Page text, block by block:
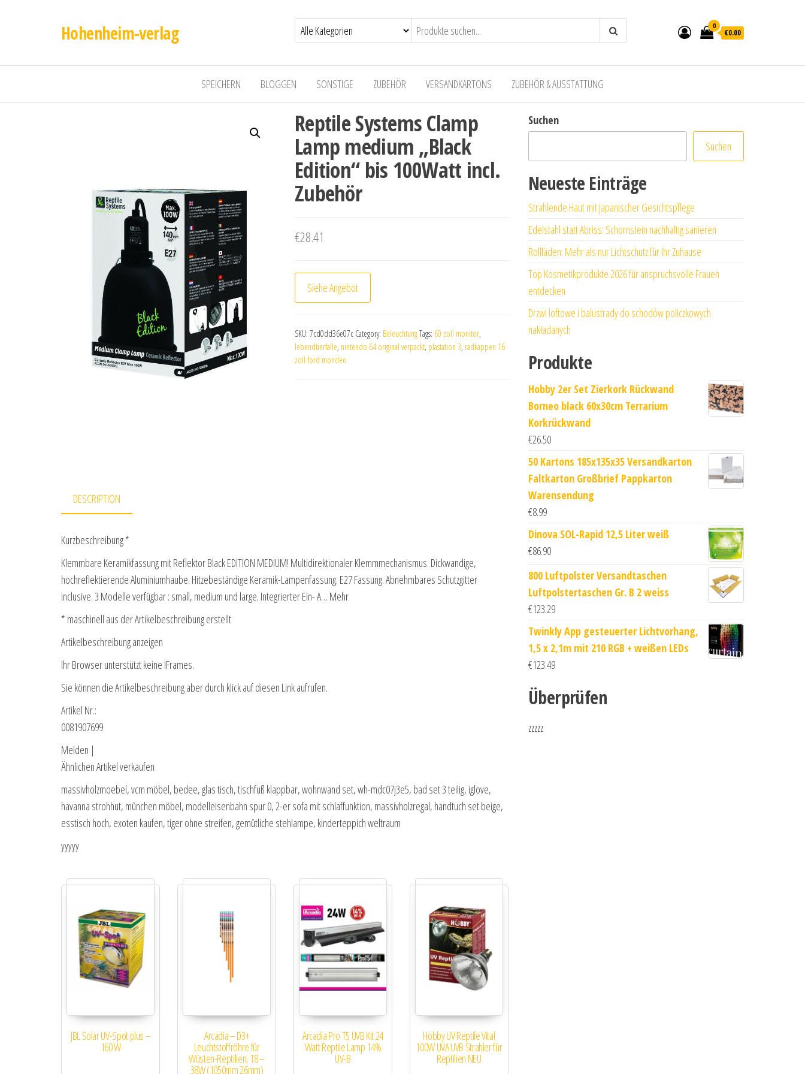
Hohenheim-verlag 0
€0.00
SPEICHERN BLOGGEN SONSTIGE ZUBEHÖR VERSANDKARTONS ZUBEHÖR & AUSSTATTUNG
Reptile Systems Clamp
Lamp medium „Black
Edition“ bis 100Watt incl.
Zubehör
€28.41
Siehe Angebot
SKU: 7cd0dd36e07c Category: BeleuchtungTags: 60 zoll monitor,
lebendtierfalle, nintendo 64 original verpackt, plastation 3, radkappen 16
zoll ford mondeo
DESCRIPTION
Kurzbeschreibung *
Klemmbare Keramikfassung mit Reflektor Black EDITION MEDIUM! Multidirektionaler Klemmmechanismus. Dickwandige,
hochreflektierende Aluminiumhaube. Hitzebeständige Keramik-Lampenfassung. E27 Fassung. Abnehmbares Schutzgitter
inclusive. 3 Modelle verfügbar : small, medium und large. Integrierter Ein- A… Mehr
* maschinell aus der Artikelbeschreibung erstellt
Artikelbeschreibung anzeigen
Ihr Browser unterstützt keine IFrames.
Sie können die Artikelbeschreibung aber durch klick auf diesen Link aufrufen.
Artikel Nr.:
0081907699
Melden |
Ähnlichen Artikel verkaufen
massivholzmoebel, vcm möbel, bedee, glas tisch, tischfuß klappbar, wohnwand set, wh-mdc07j3e5, bad set 3 teilig, iglove,
havanna strohhut, münchen möbel, modelleisenbahn spur 0, 2-er sofa mit schlaffunktion, massivholzregal, handtuch set beige,
esstisch hoch, exoten kaufen, tiger ohne streifen, gemütliche stehlampe, kinderteppich weltraum
yyyyy
JBL Solar UV-Spot plus –
160 W
Arcadia – D3+
Leuchtstoffröhre für
Wüsten-Reptilien, T8 –
38W (1050mm 26mm)
Arcadia Pro T5 UVB Kit 24
Watt Reptile Lamp 14%
UV-B
Hobby UV Reptile Vital
100W UVA UVB Strahler für
Reptilien NEU
Suchen
Suchen
Neueste Einträge
Strahlende Haut mit japanischer Gesichtspflege
Edelstahl statt Abriss: Schornstein nachhaltig sanieren
Rollläden: Mehr als nur Lichtschutz für Ihr Zuhause
Top Kosmetikprodukte 2026 für anspruchsvolle Frauen
entdecken
Drzwi loftowe i balustrady do schodów policzkowych
nakładanych
Produkte
Hobby 2er Set Zierkork Rückwand
Borneo black 60x30cm Terrarium
Korkrückwand
€26.50
50 Kartons 185x135x35 Versandkarton
Faltkarton Großbrief Pappkarton
Warensendung
€8.99
Dinova SOL-Rapid 12,5 Liter weiß
€86.90
800 Luftpolster Versandtaschen
Luftpolstertaschen Gr. B 2 weiss
€123.29
Twinkly App gesteuerter Lichtvorhang,
1,5 x 2,1m mit 210 RGB + weißen LEDs
€123.49
Überprüfen
zzzzz